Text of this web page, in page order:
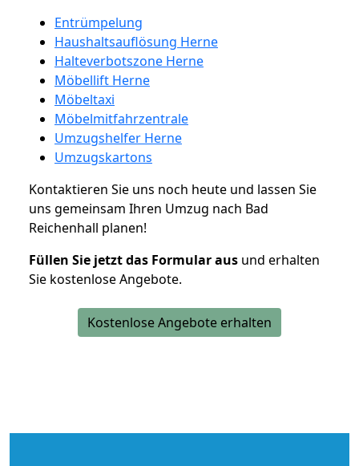
Entrümpelung
Haushaltsauflösung Herne
Halteverbotszone Herne
Möbellift Herne
Möbeltaxi
Möbelmitfahrzentrale
Umzugshelfer Herne
Umzugskartons
Kontaktieren Sie uns noch heute und lassen Sie
uns gemeinsam Ihren Umzug nach Bad
Reichenhall planen!
Füllen Sie jetzt das Formular aus und erhalten
Sie kostenlose Angebote.
Kostenlose Angebote erhalten